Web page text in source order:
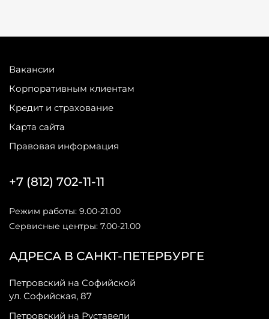
Вакансии
Корпоративным клиентам
Кредит и страхование
Карта сайта
Правовая информация
АДРЕСА В САНКТ-ПЕТЕРБУРГЕ
Петровский на Софийской
ул. Софийская, 87
Петровский на Руставели
+7 (812) 702-11-11
Режим работы: 9.00-21.00
Сервисные центры: 7.00-21.00